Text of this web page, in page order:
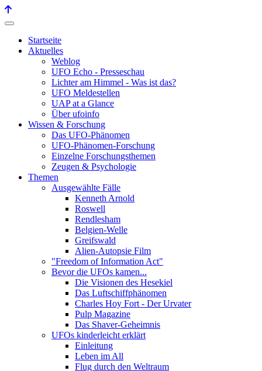
Startseite
Aktuelles
Weblog
UFO Echo - Presseschau
Lichter am Himmel - Was ist das?
UFO Meldestellen
UAP at a Glance
Über ufoinfo
Wissen & Forschung
Das UFO-Phänomen
UFO-Phänomen-Forschung
Einzelne Forschungsthemen
Zeugen & Psychologie
Themen
Ausgewählte Fälle
Kenneth Arnold
Roswell
Rendlesham
Belgien-Welle
Greifswald
Alien-Autopsie Film
"Freedom of Information Act"
Bevor die UFOs kamen...
Die Visionen des Hesekiel
Das Luftschiffphänomen
Charles Hoy Fort - Der Urvater
Pulp Magazine
Das Shaver-Geheimnis
UFOs kinderleicht erklärt
Einleitung
Leben im All
Flug durch den Weltraum